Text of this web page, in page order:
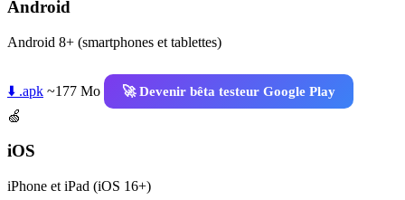
Android
Android 8+ (smartphones et tablettes)
⬇️ .apk ~177 Mo
🚀 Devenir bêta testeur Google Play
🍏
iOS
iPhone et iPad (iOS 16+)